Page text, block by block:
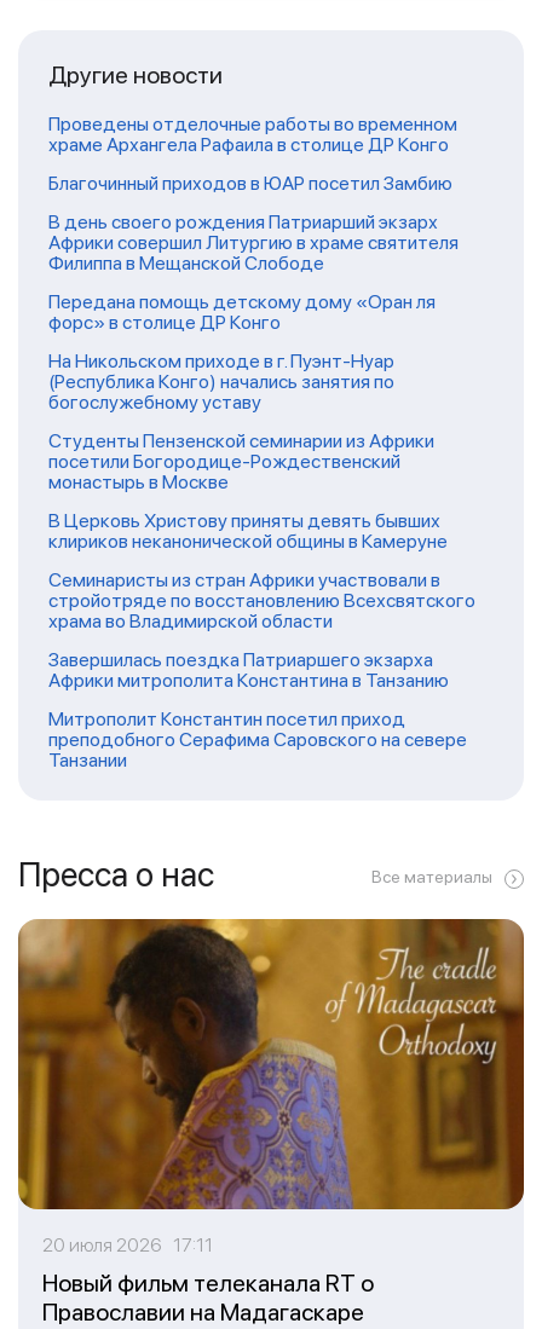
Другие новости
Проведены отделочные работы во временном
храме Архангела Рафаила в столице ДР Конго
Благочинный приходов в ЮАР посетил Замбию
В день своего рождения Патриарший экзарх
Африки совершил Литургию в храме святителя
Филиппа в Мещанской Слободе
Передана помощь детскому дому «Оран ля
форс» в столице ДР Конго
На Никольском приходе в г. Пуэнт-Нуар
(Республика Конго) начались занятия по
богослужебному уставу
Студенты Пензенской семинарии из Африки
посетили Богородице-Рождественский
монастырь в Москве
В Церковь Христову приняты девять бывших
клириков неканонической общины в Камеруне
Семинаристы из стран Африки участвовали в
стройотряде по восстановлению Всехсвятского
храма во Владимирской области
Завершилась поездка Патриаршего экзарха
Африки митрополита Константина в Танзанию
Митрополит Константин посетил приход
преподобного Серафима Саровского на севере
Танзании
Пресса о нас Все материалы
20 июля 2026 17:11
Новый фильм телеканала RT о
Православии на Мадагаскаре